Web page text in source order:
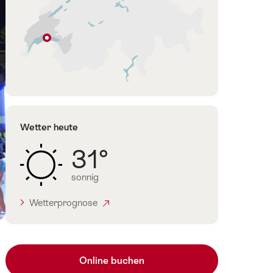
Wetter heute
31°
sonnig
Wetterprognose
Online buchen